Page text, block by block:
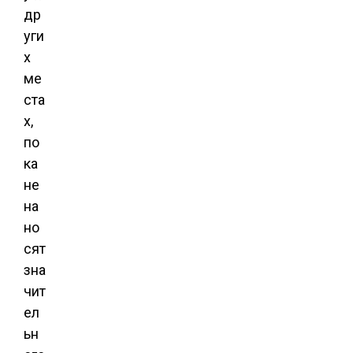
др
уги
х
ме
ста
х,
по
ка
не
на
но
сят
зна
чит
ел
ьн